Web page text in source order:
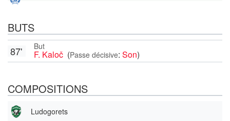
BUTS
But
F. Kaloč (Passe décisive: Son)
87'
COMPOSITIONS
Ludogorets